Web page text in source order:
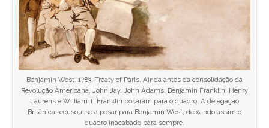
Benjamin West. 1783. Treaty of Paris. Ainda antes da consolidação da
Revolução Americana, John Jay, John Adams, Benjamin Franklin, Henry
Laurens e William T. Franklin posaram para o quadro. A delegação
Britânica recusou-se a posar para Benjamin West, deixando assim o
quadro inacabado para sempre.